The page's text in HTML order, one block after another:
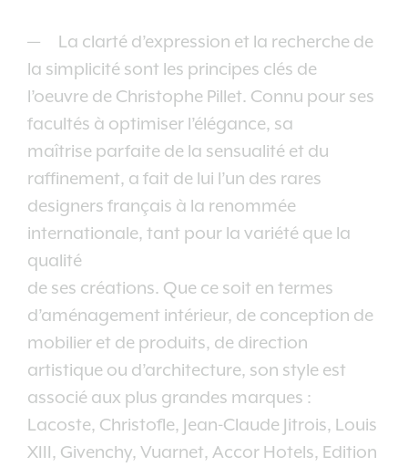
La clarté d’expression et la recherche de
la simplicité sont les principes clés de
l’oeuvre de Christophe Pillet. Connu pour ses
facultés à optimiser l’élégance, sa
maîtrise parfaite de la sensualité et du
raffinement, a fait de lui l’un des rares
designers français à la renommée
internationale, tant pour la variété que la
qualité
de ses créations. Que ce soit en termes
d’aménagement intérieur, de conception de
mobilier et de produits, de direction
artistique ou d’architecture, son style est
associé aux plus grandes marques :
Lacoste, Christofle, Jean-Claude Jitrois, Louis
XIII, Givenchy, Vuarnet, Accor Hotels, Edition